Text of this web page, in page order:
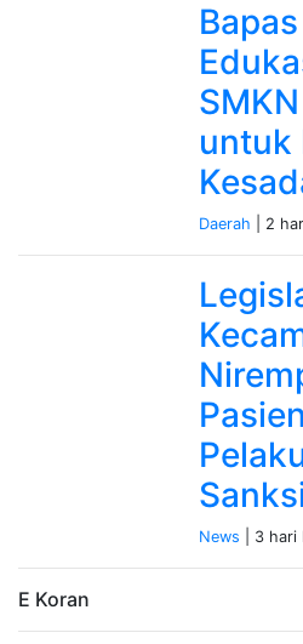
untuk
Daerah | 2
News | 3 hari
E Koran